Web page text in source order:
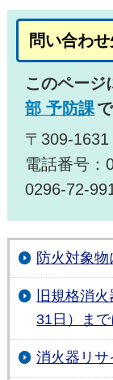
問い合わ
このページ
部 予防課
〒309-
電話番号：
0296-72-
防火対象
旧規格消
31日）まで
消火器リサ